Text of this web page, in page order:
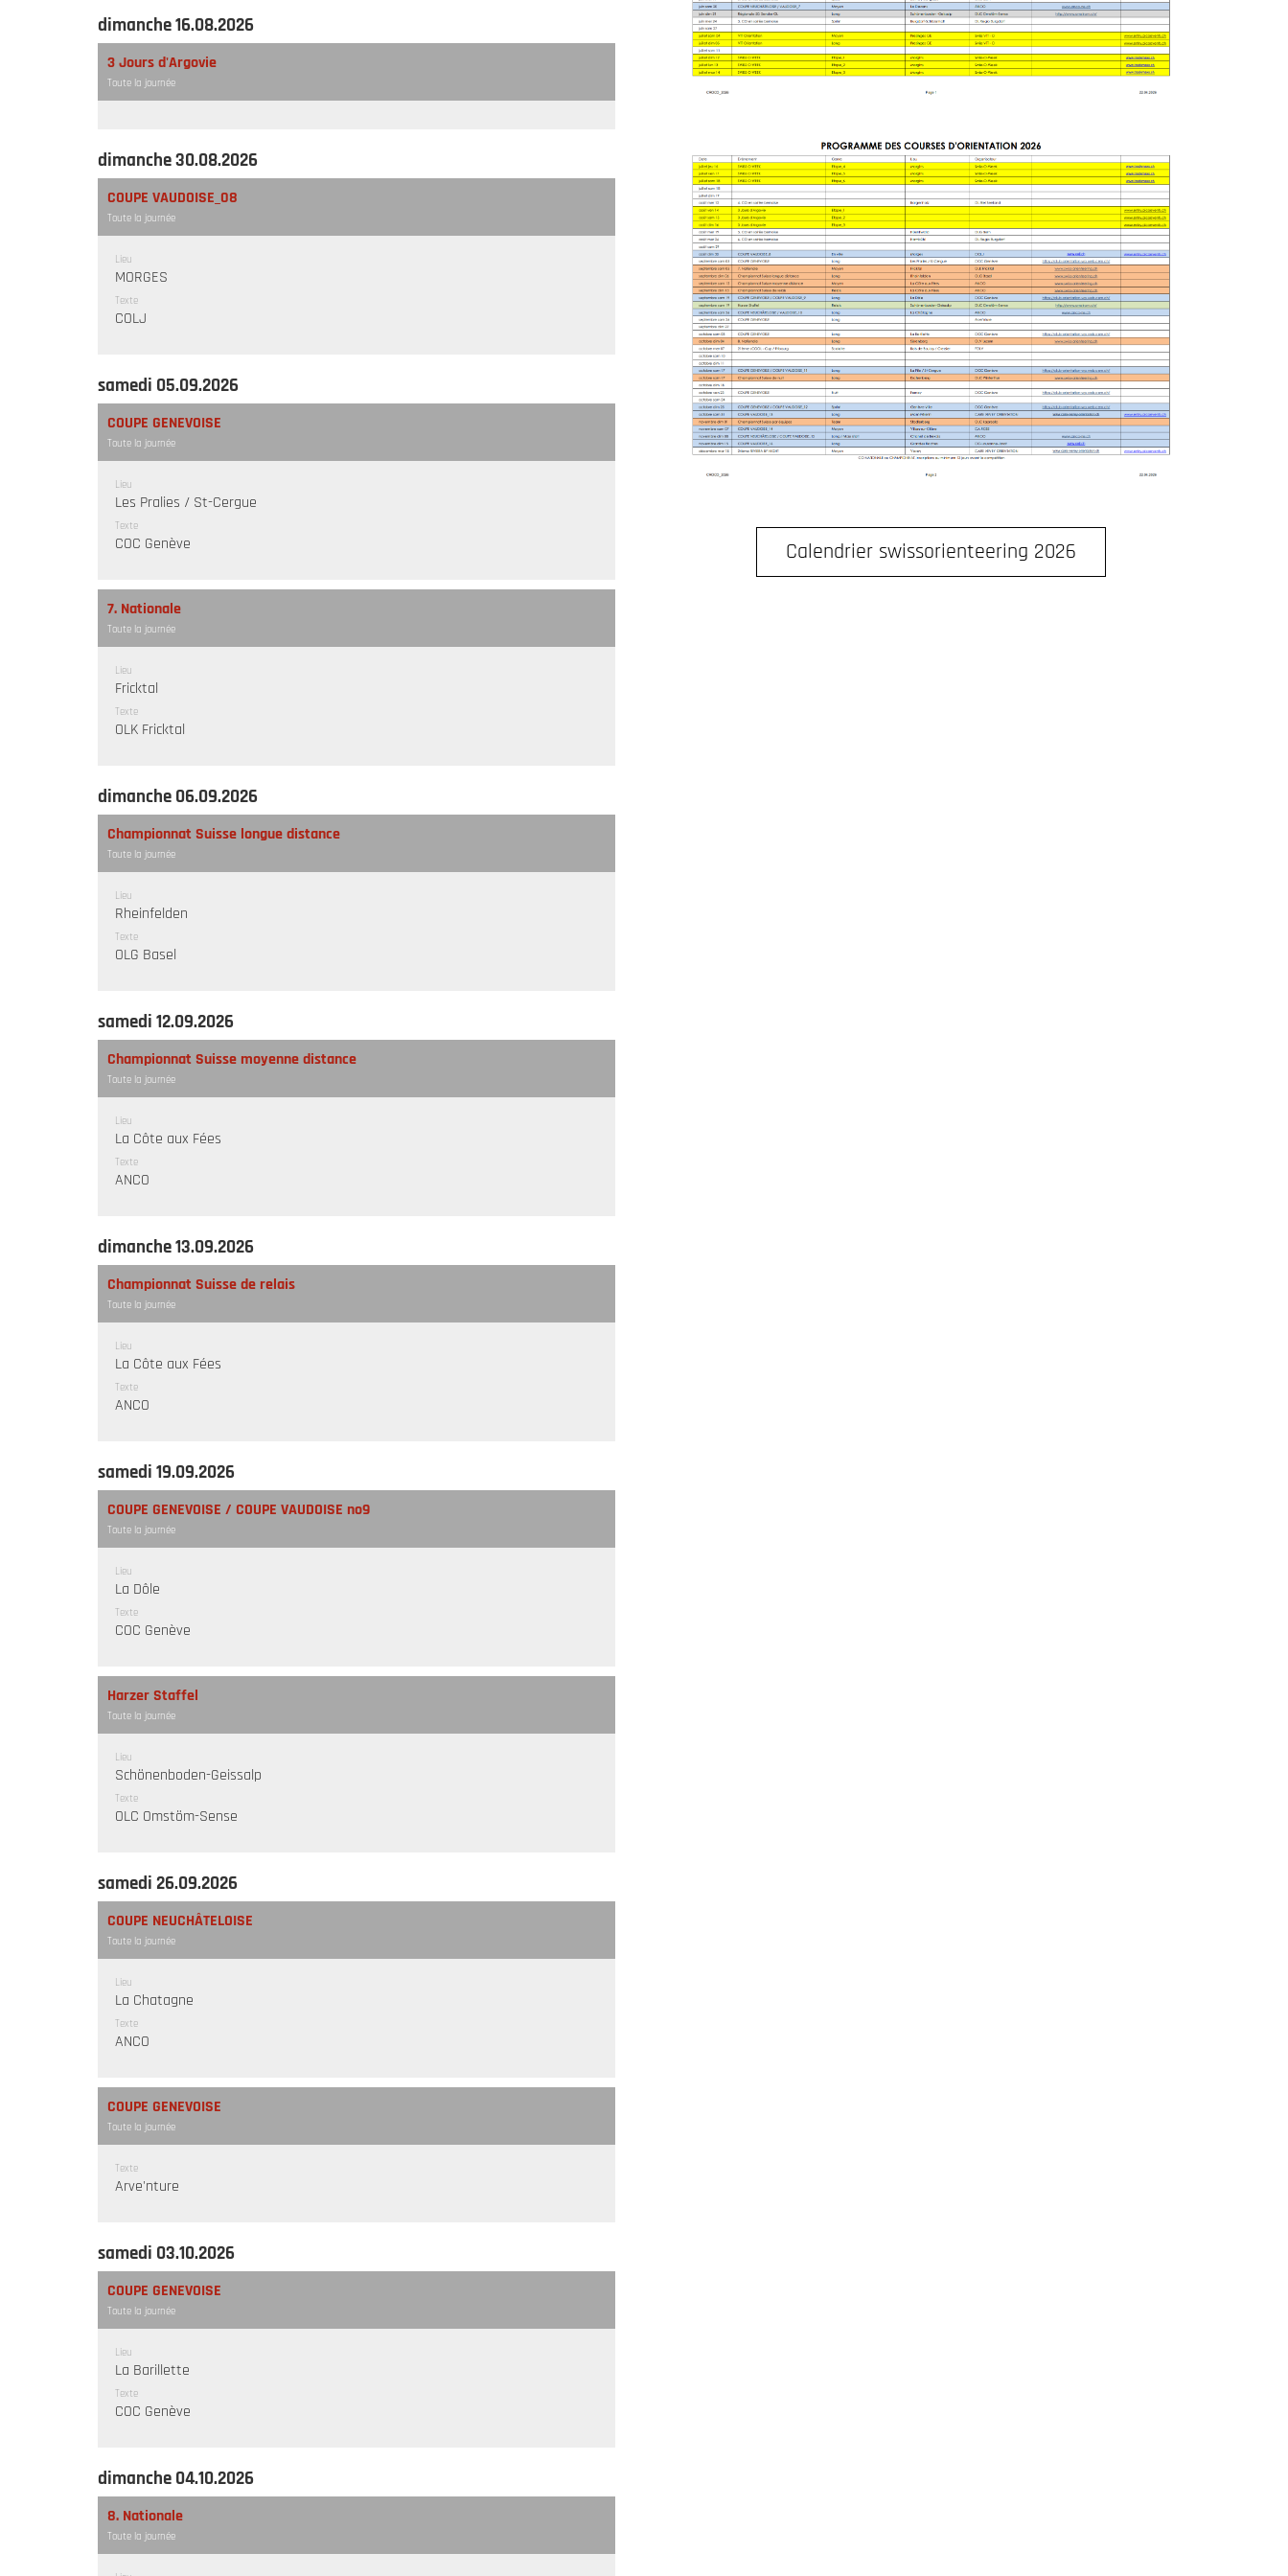
dimanche 16.08.2026
3 Jours d'Argovie
Toute la journée
dimanche 30.08.2026
COUPE VAUDOISE_08
Toute la journée
Lieu
MORGES
Texte
COLJ
samedi 05.09.2026
COUPE GENEVOISE
Toute la journée
Lieu
Les Pralies / St-Cergue
Texte
COC Genève
7. Nationale
Toute la journée
Lieu
Fricktal
Texte
OLK Fricktal
dimanche 06.09.2026
Championnat Suisse longue distance
Toute la journée
Lieu
Rheinfelden
Texte
OLG Basel
samedi 12.09.2026
Championnat Suisse moyenne distance
Toute la journée
Lieu
La Côte aux Fées
Texte
ANCO
dimanche 13.09.2026
Championnat Suisse de relais
Toute la journée
Lieu
La Côte aux Fées
Texte
ANCO
samedi 19.09.2026
COUPE GENEVOISE / COUPE VAUDOISE no9
Toute la journée
Lieu
La Dôle
Texte
COC Genève
Harzer Staffel
Toute la journée
Lieu
Schönenboden-Geissalp
Texte
OLC Omstöm-Sense
samedi 26.09.2026
COUPE NEUCHÂTELOISE
Toute la journée
Lieu
La Chatagne
Texte
ANCO
COUPE GENEVOISE
Toute la journée
Texte
Arve'nture
samedi 03.10.2026
COUPE GENEVOISE
Toute la journée
Lieu
La Barillette
Texte
COC Genève
dimanche 04.10.2026
8. Nationale
Toute la journée
Calendrier swissorienteering 2026